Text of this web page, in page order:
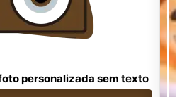
personalizada sem texto